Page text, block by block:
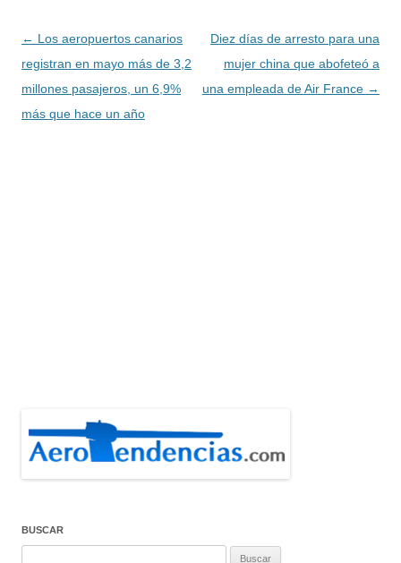
Navegación
de
entradas
← Los aeropuertos canarios
registran en mayo más de 3,2
millones pasajeros, un 6,9%
más que hace un año
Diez días de arresto para una
mujer china que abofeteó a
una empleada de Air France →
BUSCAR